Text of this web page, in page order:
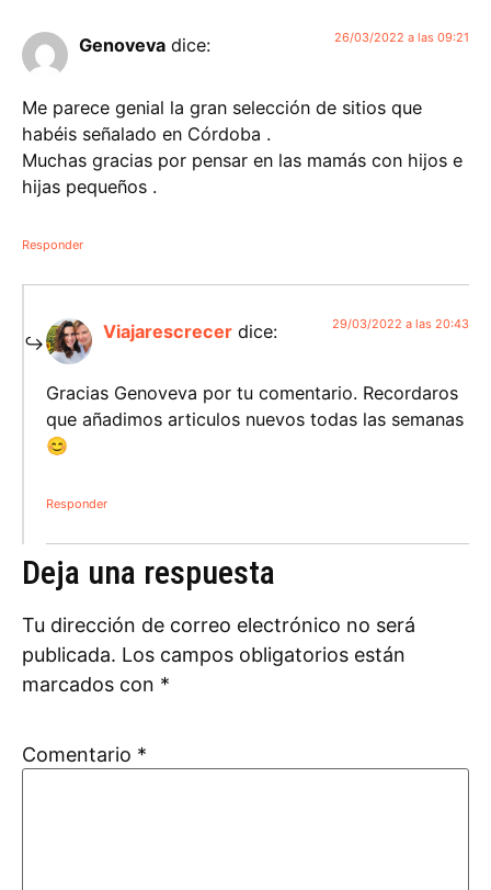
Genoveva dice: 26/03/2022 a las 09:21
Me parece genial la gran selección de sitios que
habéis señalado en Córdoba .
Muchas gracias por pensar en las mamás con hijos e
hijas pequeños .
Responder
Viajarescrecer dice: 29/03/2022 a las 20:43
Gracias Genoveva por tu comentario. Recordaros
que añadimos articulos nuevos todas las semanas
😊
Responder
Deja una respuesta
Tu dirección de correo electrónico no será
publicada. Los campos obligatorios están
marcados con *
Comentario *